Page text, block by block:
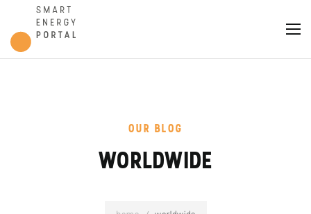
OUR BLOG
WORLDWIDE